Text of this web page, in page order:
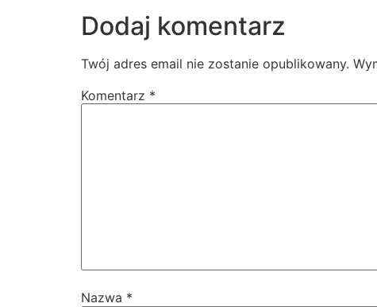
Dodaj komentarz
Twój adres email nie zostanie opublikowany.
Komentarz *
Nazwa *